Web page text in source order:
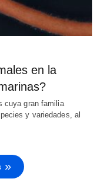
en la
cuya gran familia
y variedades, al